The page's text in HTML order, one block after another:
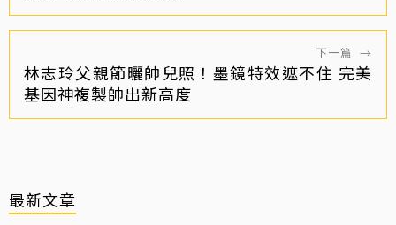
下一篇 →
林志玲父親節曬帥兒照！墨鏡特效遮不住 完美
基因神複製帥出新高度
最新文章